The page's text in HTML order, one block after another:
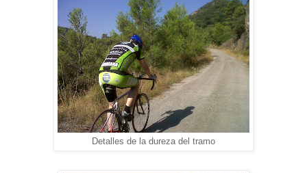
Detalles de la dureza del tramo